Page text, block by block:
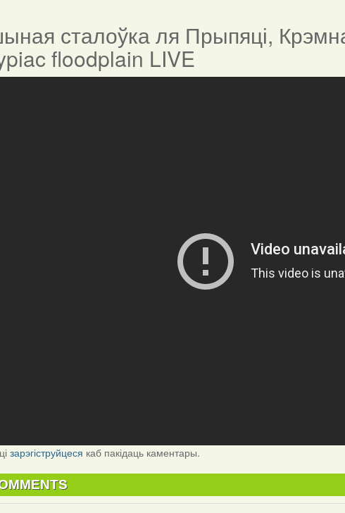
сталоўка ля Прыпяці,
floodplain LIVE
цізарэгіструйцеся каб пакідаць каментары.